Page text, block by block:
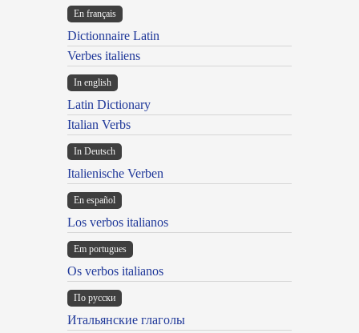
En français
Dictionnaire Latin
Verbes italiens
In english
Latin Dictionary
Italian Verbs
In Deutsch
Italienische Verben
En español
Los verbos italianos
Em portugues
Os verbos italianos
По русски
Итальянские глаголы